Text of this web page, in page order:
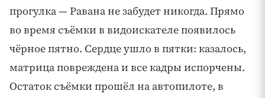
прогулка — Равана не забудет никогда. Прямо
во время съёмки в видоискателе появилось
чёрное пятно. Сердце ушло в пятки: казалось,
матрица повреждена и все кадры испорчены.
Остаток съёмки прошёл на автопилоте, в